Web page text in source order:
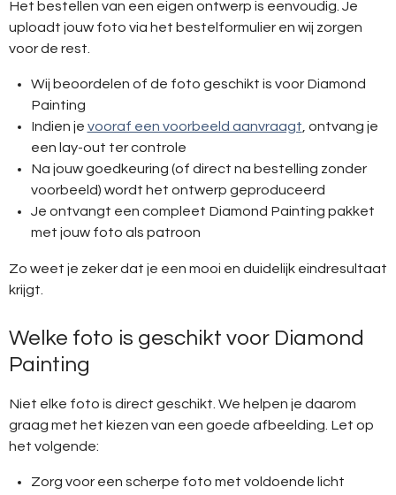
Het bestellen van een eigen ontwerp is eenvoudig. Je
uploadt jouw foto via het bestelformulier en wij zorgen
voor de rest.
Wij beoordelen of de foto geschikt is voor Diamond
Painting
Indien je vooraf een voorbeeld aanvraagt, ontvang je
een lay-out ter controle
Na jouw goedkeuring (of direct na bestelling zonder
voorbeeld) wordt het ontwerp geproduceerd
Je ontvangt een compleet Diamond Painting pakket
met jouw foto als patroon
Zo weet je zeker dat je een mooi en duidelijk eindresultaat
krijgt.
Welke foto is geschikt voor Diamond
Painting
Niet elke foto is direct geschikt. We helpen je daarom
graag met het kiezen van een goede afbeelding. Let op
het volgende:
Zorg voor een scherpe foto met voldoende licht